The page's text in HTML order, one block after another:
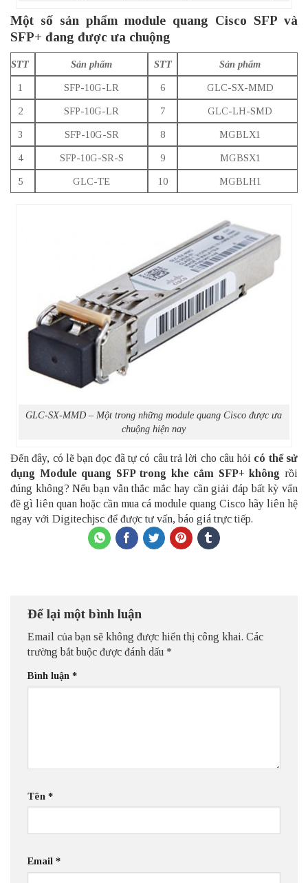
Một số sản phẩm module quang Cisco SFP và
SFP+ đang được ưa chuộng
STT Sản phẩm STT Sản phẩm
1 SFP-10G-LR 6 GLC-SX-MMD
2 SFP-10G-LR 7 GLC-LH-SMD
3 SFP-10G-SR 8 MGBLX1
4 SFP-10G-SR-S 9 MGBSX1
5 GLC-TE 10 MGBLH1
GLC-SX-MMD – Một trong những module quang Cisco được ưa
chuộng hiện nay
Đến đây, có lẽ bạn đọc đã tự có câu trả lời cho câu hỏi có thể sử
dụng Module quang SFP trong khe cắm SFP+ không rồi
đúng không? Nếu bạn vẫn thắc mắc hay cần giải đáp bất kỳ vấn
đề gì liên quan hoặc cần mua cá module quang Cisco hãy liên hệ
ngay với Digitechjsc để được tư vấn, báo giá trực tiếp.
Để lại một bình luận
Email của bạn sẽ không được hiển thị công khai. Các
trường bắt buộc được đánh dấu *
Bình luận *
Tên *
Email *